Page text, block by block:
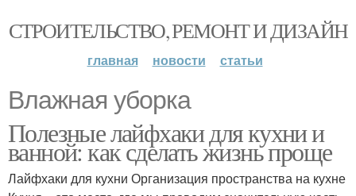
СТРОИТЕЛЬСТВО, РЕМОНТ И ДИЗАЙН
главная новости статьи
Влажная уборка
Полезные лайфхаки для кухни и
ванной: как сделать жизнь проще
Лайфхаки для кухни Организация пространства на кухне